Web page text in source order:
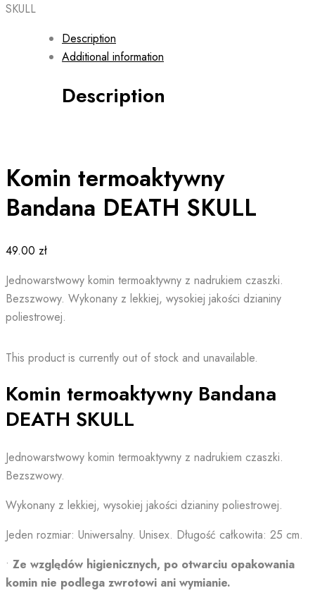
SKULL
Komin termoaktywny
Bandana DEATH SKULL
49.00 zł
Jednowarstwowy komin termoaktywny z nadrukiem czaszki.
Bezszwowy. Wykonany z lekkiej, wysokiej jakości dzianiny
poliestrowej.
This product is currently out of stock and unavailable.
Description
Additional information
Description
Komin termoaktywny Bandana
DEATH SKULL
Jednowarstwowy komin termoaktywny z nadrukiem czaszki.
Bezszwowy.
Wykonany z lekkiej, wysokiej jakości dzianiny poliestrowej.
Jeden rozmiar: Uniwersalny. Unisex. Długość całkowita: 25 cm.
• Ze względów higienicznych, po otwarciu opakowania
komin nie podlega zwrotowi ani wymianie.